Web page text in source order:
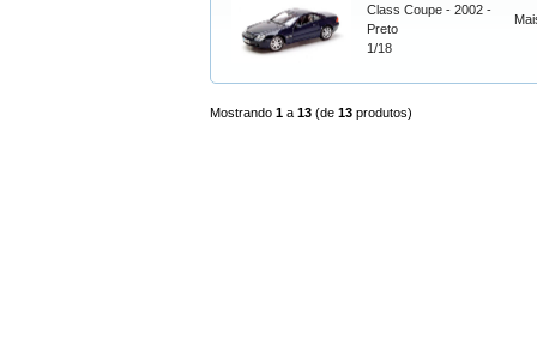
Class Coupe - 2002 -
Preto
1/18
Mostrando 1 a 13 (de 13 produtos)